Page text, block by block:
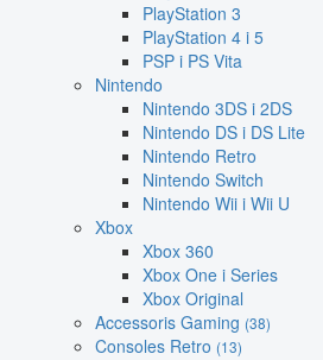
PlayStation 3
PlayStation 4 i 5
PSP i PS Vita
Nintendo
Nintendo 3DS i 2DS
Nintendo DS i DS Lite
Nintendo Retro
Nintendo Switch
Nintendo Wii i Wii U
Xbox
Xbox 360
Xbox One i Series
Xbox Original
Accessoris Gaming (38)
Consoles Retro (13)